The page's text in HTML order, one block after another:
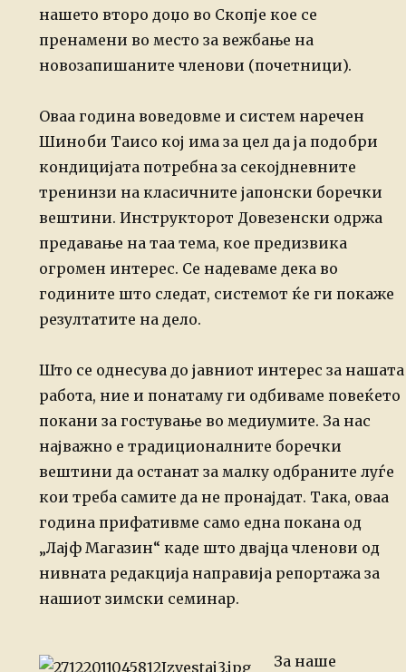
нашето второ доџо во Скопје кое се
пренамени во место за вежбање на
новозапишаните членови (почетници).
Оваа година воведовме и систем наречен
Шиноби Таисо кој има за цел да ја подобри
кондицијата потребна за секојдневните
тренинзи на класичните јапонски боречки
вештини. Инструкторот Довезенски одржа
предавање на таа тема, кое предизвика
огромен интерес. Се надеваме декаво
годините што следат, системот ќе ги покаже
резултатите на дело.
Што се однесува до јавниот интерес за нашата
работа, ние и понатаму ги одбиваме повеќето
покани за гостување во медиумите. За нас
најважно е традиционалните боречки
вештини да останат за малку одбраните луѓе
кои треба самите да не пронајдат. Така, оваа
годинаприфативме само една покана од
„Лајф Магазин“ каде што двајца членови од
нивната редакција направија репортажа за
нашиот зимски семинар.
За наше